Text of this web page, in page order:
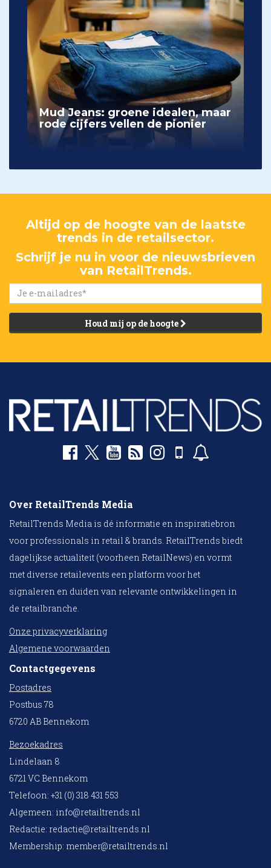
Mud Jeans: groene idealen, maar
rode cijfers vellen de pionier
Altijd op de hoogte van de laatste
trends in de retailsector.
Schrijf je nu in voor de nieuwsbrieven
van RetailTrends.
Houd mij op de hoogte
Over RetailTrends Media
RetailTrends Media is dé informatie en inspiratiebron
voor professionals in retail & brands. RetailTrends biedt
dagelijkse actualiteit (voorheen RetailNews) en vormt
met diverse retailevents een platform voor het
signaleren en duiden van relevante ontwikkelingen in
de retailbranche.
Onze privacyverklaring
Algemene voorwaarden
Contactgegevens
Postadres
Postbus 78
6720 AB Bennekom
Bezoekadres
Lindelaan 8
6721 VC Bennekom
Telefoon: +31 (0) 318 431 553
Algemeen: info@retailtrends.nl
Redactie: redactie@retailtrends.nl
Membership: member@retailtrends.nl